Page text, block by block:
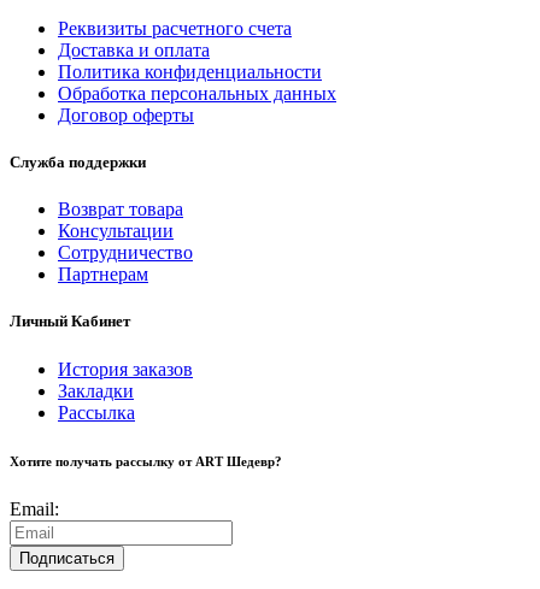
Реквизиты расчетного счета
Доставка и оплата
Политика конфиденциальности
Обработка персональных данных
Договор оферты
Служба поддержки
Возврат товара
Консультации
Сотрудничество
Партнерам
Личный Кабинет
История заказов
Закладки
Рассылка
Хотите получать рассылку от ART Шедевр?
Email:
Подписаться